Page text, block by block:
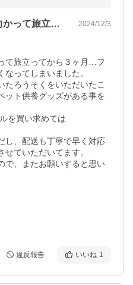
我が家の愛犬が虹の橋に向かって旅立って… 2024/12/3
て旅立ってから３ヶ月…フ
ってしまいました。
たろうそくをいただいたこ
ット供養グッズがある事を
を買い求めては
し、配送も丁寧で早く対応
ていただいてます。
で、またお願いすると思い
違反報告 いいね 1